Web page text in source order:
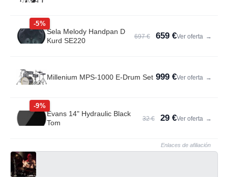
-5%
Sela Melody Handpan D
Kurd SE220
697 € 659 €Ver oferta →
Millenium MPS-1000 E-Drum Set 999 €Ver oferta →
-9%
Evans 14" Hydraulic Black
Tom
32 € 29 €Ver oferta →
Enlaces de afiliación